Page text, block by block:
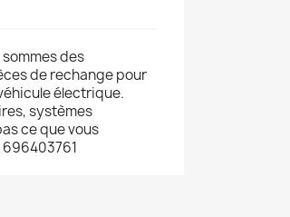
des
de rechange pour
électrique.
systèmes
ce que vous